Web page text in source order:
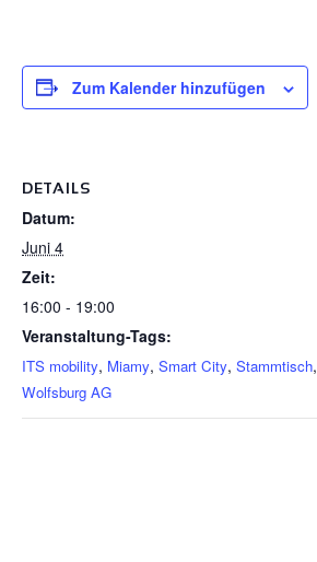
Zum Kalender hinzufügen
DETAILS
Datum:
Juni 4
Zeit:
16:00 - 19:00
Veranstaltung-Tags:
ITS mobility, Miamy, Smart City, Stammtisch,
Wolfsburg AG